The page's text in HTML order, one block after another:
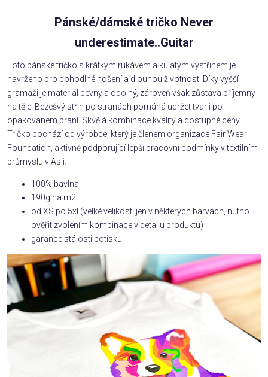
Pánské/dámské tričko Never
underestimate..Guitar
Toto pánské tričko s krátkým rukávem a kulatým výstřihem je
navrženo pro pohodlné nošení a dlouhou životnost. Díky vyšší
gramáži je materiál pevný a odolný, zároveň však zůstává příjemný
na těle. Bezešvý střih po stranách pomáhá udržet tvar i po
opakovaném praní. Skvělá kombinace kvality a dostupné ceny.
Tričko pochází od výrobce, který je členem organizace Fair Wear
Foundation, aktivně podporující lepší pracovní podmínky v textilním
průmyslu v Asii.
100% bavlna
190g na m2
od XS po 5xl (velké velikosti jen v některých barvách, nutno
ověřit zvolením kombinace v detailu produktu)
garance stálosti potisku